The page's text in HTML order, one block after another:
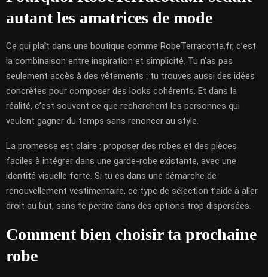
autant les amatrices de mode
Ce qui plaît dans une boutique comme RobeTerracotta.fr, c’est
la combinaison entre inspiration et simplicité. Tu n’as pas
seulement accès à des vêtements : tu trouves aussi des idées
concrètes pour composer des looks cohérents. Et dans la
réalité, c’est souvent ce que recherchent les personnes qui
veulent gagner du temps sans renoncer au style.
La promesse est claire : proposer des robes et des pièces
faciles à intégrer dans une garde-robe existante, avec une
identité visuelle forte. Si tu es dans une démarche de
renouvellement vestimentaire, ce type de sélection t’aide à aller
droit au but, sans te perdre dans des options trop dispersées.
Comment bien choisir ta prochaine
robe